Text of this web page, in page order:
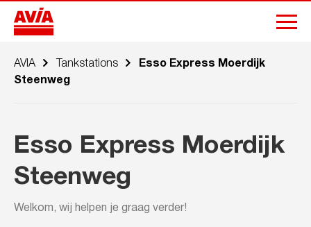
AVIA Tankstations
Esso Express Moerdijk
Steenweg
Esso Express Moerdijk
Steenweg
Welkom, wij helpen je graag verder!